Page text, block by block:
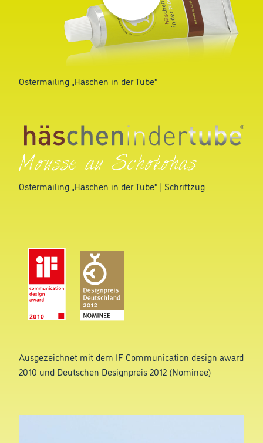
Ostermailing „Häschen in der Tube“
Ostermailing „Häschen in der Tube“ | Schriftzug
Ausgezeichnet mit dem IF Communication design award
2010 und Deutschen Designpreis 2012 (Nominee)